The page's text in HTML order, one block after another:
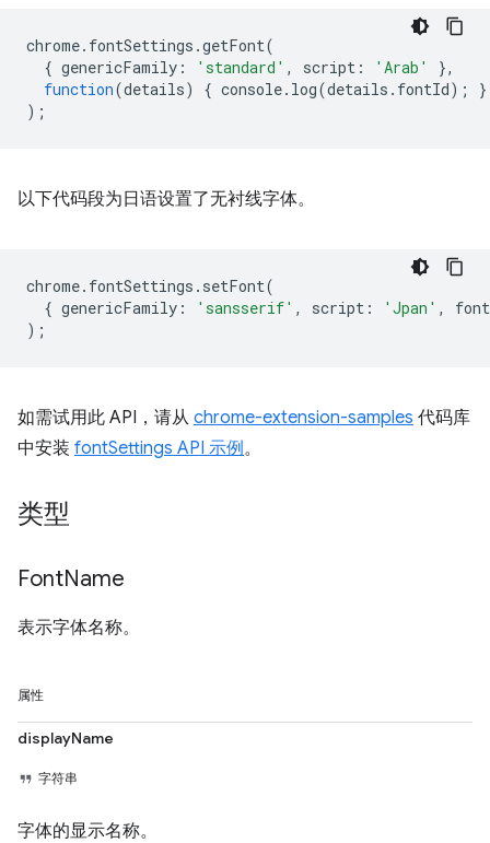
chrome. fontSettings .getFont(
{ genericFamily : 'standard' , script : 'Arab'
},
function(details) { console. log(details . fontId);
}
);
以下代码段为日语设置了无衬线字体。
chrome. fontSettings . setFont(
{ genericFamily : 'sansserif' , script : 'Jpan' ,
);
如需试用此 API，请从 chrome-extension-samples 代码库
中安装 fontSettings API 示例。
类型
FontName
表示字体名称。
属性
displayName
字符串
字体的显示名称。